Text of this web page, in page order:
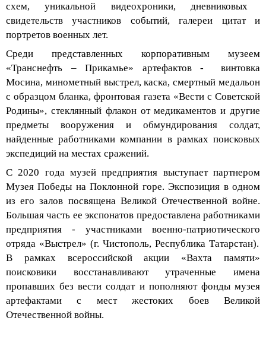
схем, уникальной видеохроники, дневниковых
свидетельств участников событий, галереи цитат и
портретов военных лет.
Среди представленных корпоративным музеем
«Транснефть – Прикамье» артефактов - винтовка
Мосина, минометный выстрел, каска, смертный медальон
с образцом бланка, фронтовая газета «Вести с Советской
Родины», стеклянный флакон от медикаментов и другие
предметы вооружения и обмундирования солдат,
найденные работниками компании в рамках поисковых
экспедиций на местах сражений.
С 2020 года музей предприятия выступает партнером
Музея Победы на Поклонной горе. Экспозиция в одном
из его залов посвященаВеликой Отечественной войне.
Большая часть ее экспонатов предоставлена работниками
предприятия - участниками военно-патриотического
отряда «Выстрел» (г. Чистополь, Республика Татарстан).
В рамках всероссийской акции «Вахта памяти»
поисковики восстанавливают утраченные имена
пропавших без вести солдат и пополняют фонды музея
артефактами с мест жестоких боев Великой
Отечественной войны.